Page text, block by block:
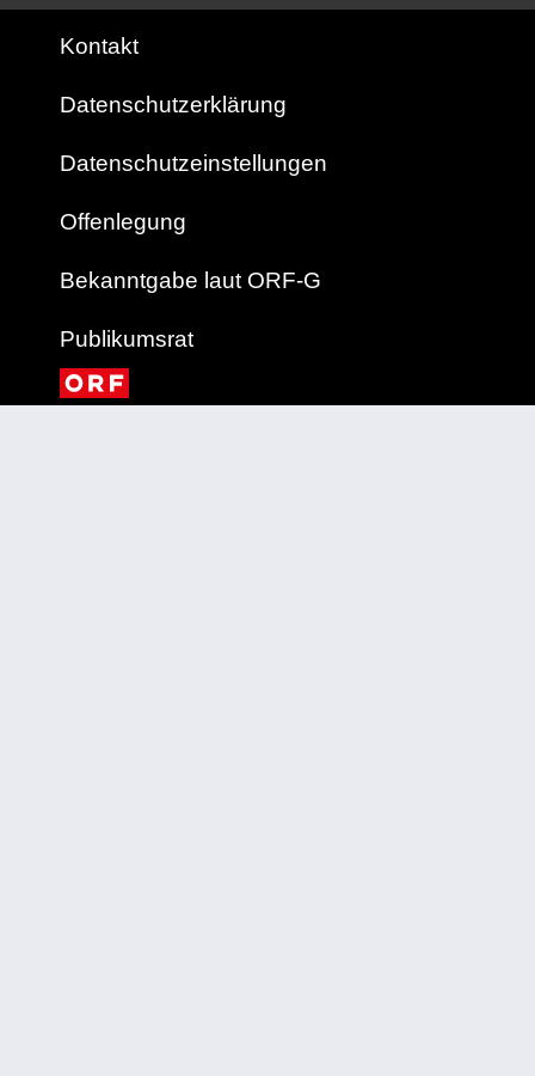
Kontakt
Datenschutzerklärung
Datenschutzeinstellungen
Offenlegung
Bekanntgabe laut ORF-G
Publikumsrat